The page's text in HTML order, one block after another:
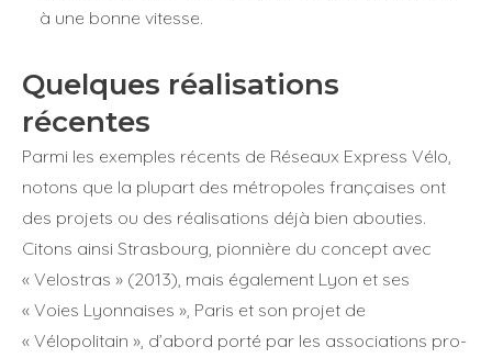
à une bonne vitesse.
Quelques réalisations
récentes
Parmi les exemples récents de Réseaux Express Vélo,
notons que la plupart des métropoles françaises ont
des projets ou des réalisations déjà bien abouties.
Citons ainsi Strasbourg, pionnière du concept avec
« Velostras » (2013), mais également Lyon et ses
« Voies Lyonnaises », Paris et son projet de
« Vélopolitain », d’abord porté par les associations pro-